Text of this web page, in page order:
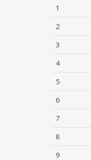
1
2
3
4
5
6
7
8
9